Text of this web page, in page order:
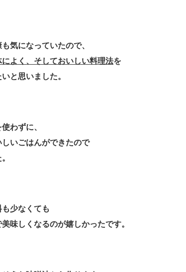
気になっていたので、
よく、そしておいしい料理法を
と思いました。
わずに、
いごはんができたので
少なくても
味しくなるのが嬉しかったです。